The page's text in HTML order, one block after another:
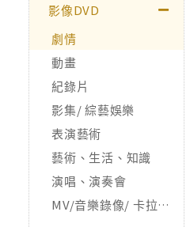
影像DVD
劇情
動畫
紀錄片
影集/ 綜藝娛樂
表演藝術
藝術、生活、知識
演唱、演奏會
MV/音樂錄像/ 卡拉OK